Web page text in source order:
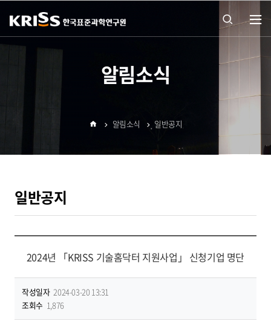
열기
알림소식
일반공지
알림소식 일반공지
2024년 「KRISS 기술홈닥터 지원사업」 신청기업 명단
작성일자 2024-03-20 13:31
조회수 1,876